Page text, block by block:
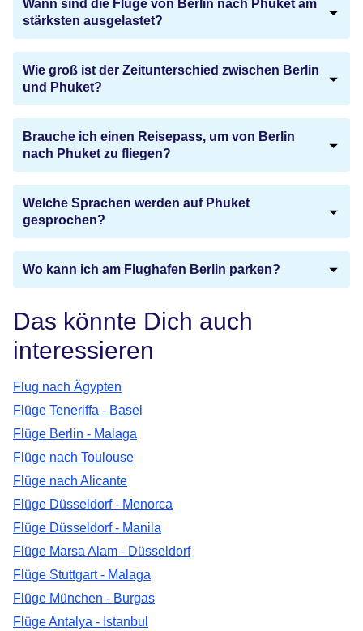
Wann sind die Flüge von Berlin nach Phuket am
stärksten ausgelastet?
Wie groß ist der Zeitunterschied zwischen Berlin
und Phuket?
Brauche ich einen Reisepass, um von Berlin
nach Phuket zu fliegen?
Welche Sprachen werden auf Phuket
gesprochen?
Wo kann ich am Flughafen Berlin parken?
Das könnte Dich auch
interessieren
Flug nach Ägypten
Flüge Teneriffa - Basel
Flüge Berlin - Malaga
Flüge nach Toulouse
Flüge nach Alicante
Flüge Düsseldorf - Menorca
Flüge Düsseldorf - Manila
Flüge Marsa Alam - Düsseldorf
Flüge Stuttgart - Malaga
Flüge München - Burgas
Flüge Antalya - Istanbul